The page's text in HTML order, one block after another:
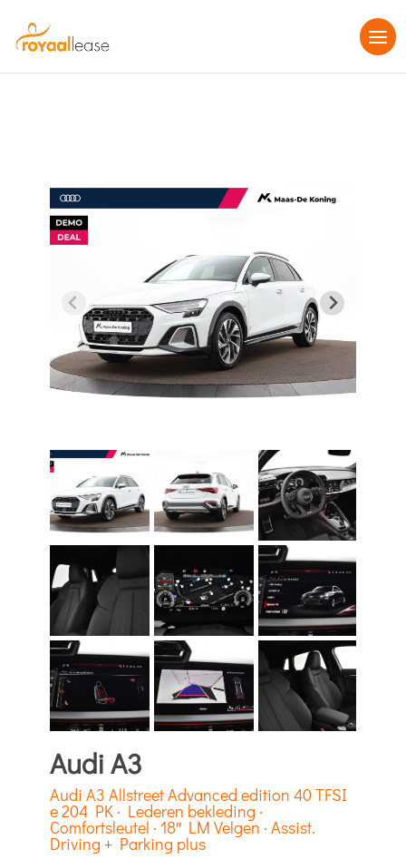
Audi A3
Audi A3 Allstreet Advanced edition 40 TFSI
e 204 PK · Lederen bekleding ·
Comfortsleutel · 18″ LM Velgen · Assist.
Driving + Parking plus